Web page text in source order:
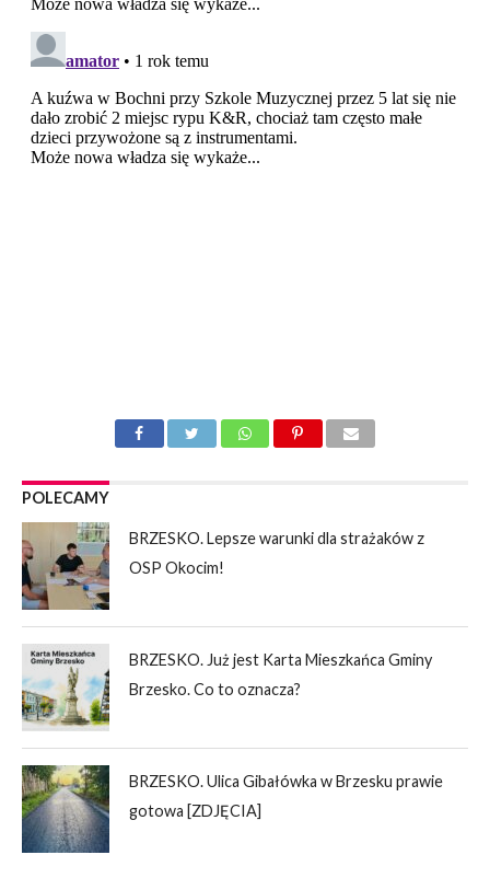
POLECAMY
BRZESKO. Lepsze warunki dla strażaków z
OSP Okocim!
BRZESKO. Już jest Karta Mieszkańca Gminy
Brzesko. Co to oznacza?
BRZESKO. Ulica Gibałówka w Brzesku prawie
gotowa [ZDJĘCIA]